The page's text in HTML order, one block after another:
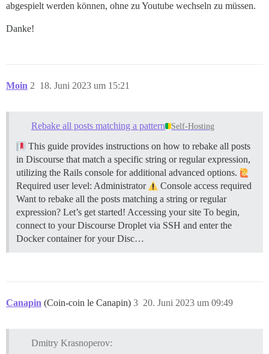
abgespielt werden können, ohne zu Youtube wechseln zu müssen.
Danke!
Moin 18. Juni 2023 um 15:21
2
Rebake all posts matching a pattern Self-Hosting
This guide provides instructions on how to rebake all posts
in Discourse that match a specific string or regular expression,
utilizing the Rails console for additional advanced options.
Required user level: Administrator
Console access required
Want to rebake all the posts matching a string or regular
expression? Let’s get started! Accessing your site To begin,
connect to your Discourse Droplet via SSH and enter the
Docker container for your Disc…
Canapin (Coin-coin le Canapin) 20. Juni 2023 um 09:49
3
Dmitry Krasnoperov: